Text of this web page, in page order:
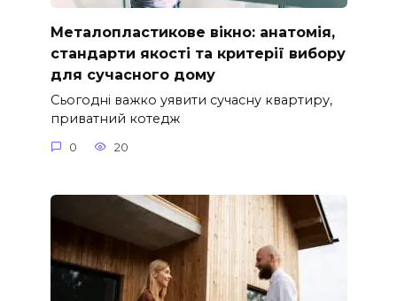
Металопластикове вікно: анатомія,
стандарти якості та критерії вибору
для сучасного дому
Сьогодні важко уявити сучасну квартиру,
приватний котедж
0 20